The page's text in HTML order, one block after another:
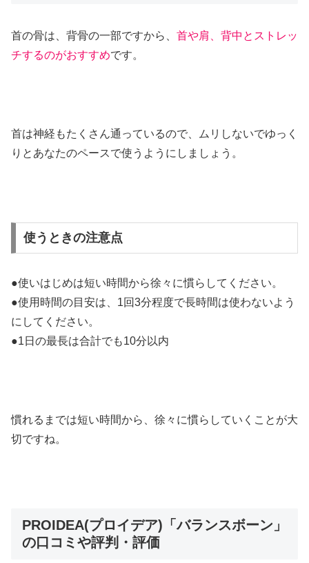
首の骨は、背骨の一部ですから、 首や肩、背中とストレッ
チするのがおすすめです。
首は神経もたくさん通っているので、ムリしないでゆっく
りとあなたのペースで使うようにしましょう。
使うときの注意点
●使いはじめは短い時間から徐々に慣らしてください。
●使用時間の目安は、1回3分程度で長時間は使わないよう
にしてください。
●1日の最長は合計でも10分以内
慣れるまでは短い時間から、徐々に慣らしていくことが大
切ですね。
PROIDEA(プロイデア)「バランスボーン」
の口コミや評判・評価